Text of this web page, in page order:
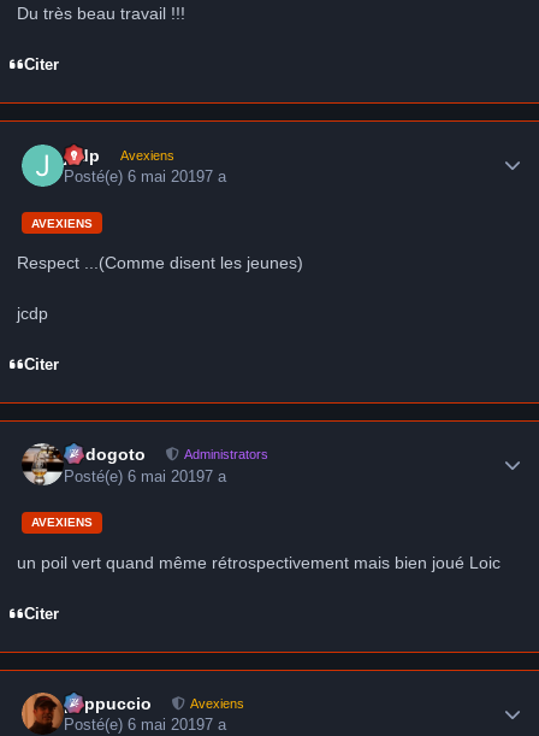
Du très beau travail !!!
Citer
jcdp Avexiens
Posté(e)6 mai 20197 a
AVEXIENS
Respect ...(Comme disent les jeunes)
jcdp
Citer
frédogoto Administrators
Posté(e)6 mai 20197 a
AVEXIENS
un poil vert quand même rétrospectivement mais bien joué Loic
Citer
peppuccio Avexiens
Posté(e)6 mai 20197 a